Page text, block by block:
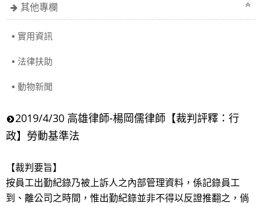
其他專欄
實用資訊
法律扶助
動物新聞
2019/4/30 高雄律師-楊岡儒律師【裁判評釋：行
政】勞動基準法
【裁判要旨】
按員工出勤紀錄乃被上訴人之內部管理資料，係記錄員工
到、離公司之時間，惟出勤紀錄並非不得以反證推翻之，倘